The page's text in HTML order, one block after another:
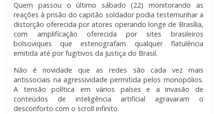
Quem passou o último sábado (22) monitorando as
reações à prisão do capitão soldador podia testemunhar a
distorção oferecida por atores operando longe de Brasília,
com amplificação oferecida por sites brasileiros
bolsoviques que estenografam qualquer flatulência
emitida até por fugitivos da Justiça do Brasil.
Não é novidade que as redes são cada vez mais
antissociais na agressividade permitida pelos monopólios.
A tensão política em vários países e a invasão de
conteúdos de inteligência artificial agravaram o
desconforto com o scroll infinito.